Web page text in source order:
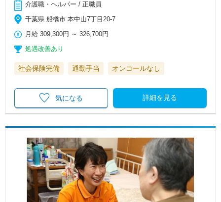
介護職・ヘルパー / 正職員
千葉県 船橋市 本中山7丁目20-7
月給 309,300円 ～326,700円
処遇改善あり
社会保険完備 通勤手当 オンコールなし
詳細を見る
気になる